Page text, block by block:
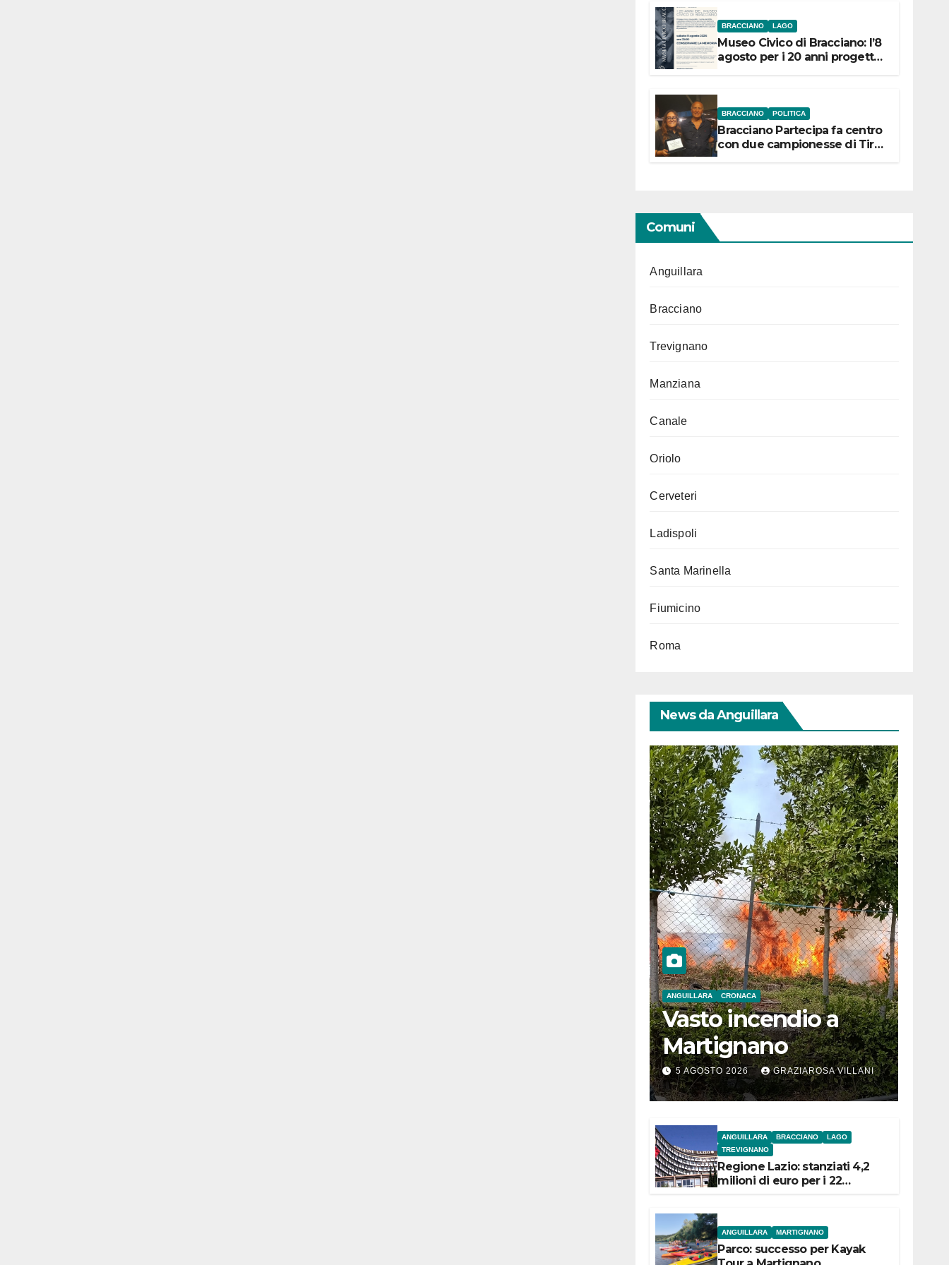
BRACCIANO LAGO
Museo Civico di Bracciano: l’8
agosto per i 20 anni progetto
BRACCIANO POLITICA
Bracciano Partecipa fa centro
con due campionesse di Tiro
Comuni
Anguillara
Bracciano
Trevignano
Manziana
Canale
Oriolo
Cerveteri
Ladispoli
Santa Marinella
Fiumicino
Roma
News da Anguillara
ANGUILLARA CRONACA
Vasto incendio a
Martignano
5 AGOSTO 2026 GRAZIAROSA VILLANI
ANGUILLARA BRACCIANO
LAGO
TREVIGNANO
Regione Lazio: stanziati 4,2
milioni di euro per i 22
ANGUILLARA MARTIGNANO
Parco: successo per Kayak